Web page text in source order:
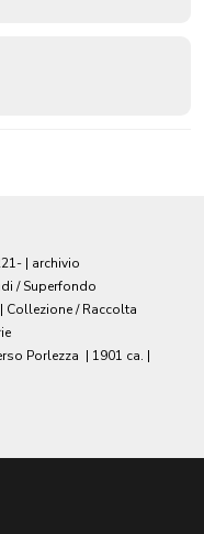
| archivio
/ Superfondo
| Collezione / Raccolta
Porlezza | 1901 ca. |